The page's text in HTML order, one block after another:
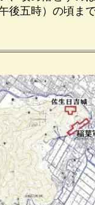
五時）の頃ま